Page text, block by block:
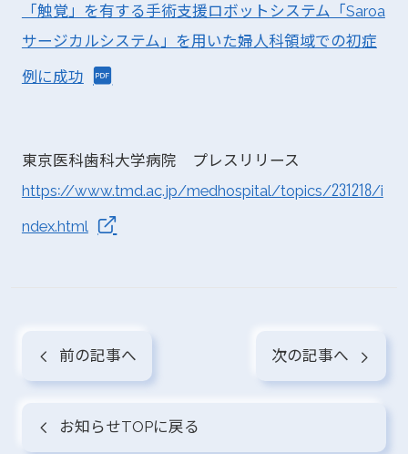
「触覚」を有する手術支援ロボットシステム「Saroa
サージカルシステム」を用いた婦人科領域での初症
例に成功
東京医科歯科大学病院 プレスリリース
https://www.tmd.ac.jp/medhospital/topics/231218/i
ndex.html
前の記事へ 次の記事へ
お知らせTOPに戻る